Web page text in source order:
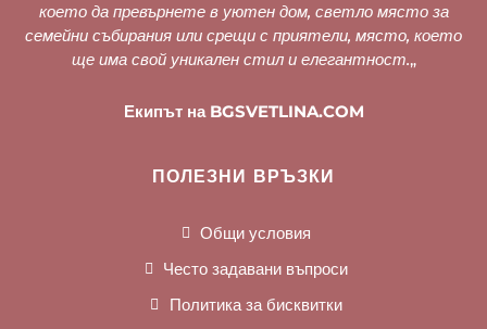
което да превърнете в уютен дом, светло място за
семейни събирания или срещи с приятели, място, което
ще има свой уникален стил и елегантност.„
Екипът на BGSVETLINA.COM
ПОЛЕЗНИ ВРЪЗКИ
Общи условия
Често задавани въпроси
Политика за бисквитки